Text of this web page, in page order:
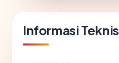
Informasi Teknis